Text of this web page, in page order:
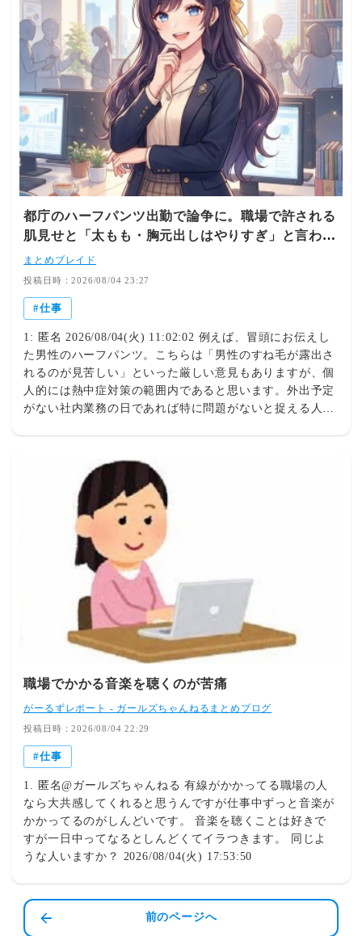
http://naminchu.blog.jp/archives/59068549.html ◇天職16
分野パーソナルチェック」のお申し込みはこちら【天職１
６分野とは】＊40分オリジナルインタビューによるピンポ
イント才能発見！「こんなに楽しいことをやらせてもらう
だけで超幸せなのに、さらにお金までもらって本当にいい
んですか？」というのが「自分」の天職ゾーンに入ったと
きのサイン。人間の天職分野はおおよそ１６に分けること
ができ、全ての人が１６の中のどれか１つの分野で発揮で
きる才能（無尽蔵エリアから一生流れ続けて枯れることの
ないエネルギー）を持って生まれてきています。天職16分
野パーソナルチェックでは、25年に及ぶ研究と実践からあ
以上の確率でわかります。詳細＆お申し込みはコチラから
お願いします。（診断料改定しました）◆著者プロフィー
ルTadashi Shichijo / 日本才能学研究所所長。才能学カテゴ
リーは右脳100%舞台人。学生寮生活、自転車やバイクに
公立中学英語教師（柔道部顧問）を経て、世界20ヶ国放
ど遍歴して独立。アフリカ系ブラジルパーカッションチー
ム主宰。◆毎日音声配信しております。コチラからお聞
きいただけます。 focus onシリーズ第一弾。＊「折り句
TV」に出演しました！ ---◆６次元コンテンツサイト
「unlimited 6th」の「健康まとめサイト」
http://unlimited6th.com/2020/11/09/spontaneous-
イヤルタヒチのノニジュースで克服したストーリー（無料
note） ・大腸からの大量出血から（１）医者や薬を使わず
（２）オステオパシーと（３）メタトロンと（４）ゴッド
ハンド整体で完全復活したストーリー◆スパルタ書道家の
高宮華子先生がブログで「才能学との出会い」シリーズを
執筆してくださっています。
都庁のハーフパンツ出勤で論争に。職場で許される
肌見せと「太もも・胸元出しはやりすぎ」と言われ
る決定的な理由
まとめブレイド
投稿日時：2026/08/04 23:27
仕事
1: 匿名 2026/08/04(火) 11:02:02 例えば、冒頭にお伝えし
た男性のハーフパンツ。こちらは「男性のすね毛が露出さ
れるのが見苦しい」といった厳しい意見もありますが、個
人的には熱中症対策の範囲内であると思います。外出予定
がない社内業務の日であれば特に問題がないと捉える人が
線や意見が発生する覚悟は必要かもしれません。
https://joshi-spa.jp/1423751女子SPA!都庁のハーフパンツ
出勤で論争に。職場で許される肌見せと「太もも・胸元出
しはやりすぎ」と言われる決定的な理由 | 女子SPA！皆さ
ん、こんにちは！ファッションスタイリスト＆ライターの
角佑宇子（すみゆうこ）です。年々暑さが増す、日本の
夏。猛暑・酷暑に対応し、今年から東京都庁では男性の
「ハーフパンツ出勤」が解禁されたことで、ネ…
職場でかかる音楽を聴くのが苦痛
がーるずレポート - ガールズちゃんねるまとめブログ
投稿日時：2026/08/04 22:29
仕事
1. 匿名@ガールズちゃんねる 有線がかかってる職場の人
なら大共感してくれると思うんですが仕事中ずっと音楽が
かかってるのがしんどいです。 音楽を聴くことは好きで
すが一日中ってなるとしんどくてイラつきます。 同じよ
うな人いますか？ 2026/08/04(火) 17:53:50
前のページへ